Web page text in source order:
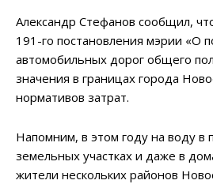
Александр Стефанов сообщил,
191-го постановления мэрии «О
автомобильных дорог общего
значения в границах города
нормативов затрат.
Напомним, в этом году на воду в
земельных участках и даже в
жители нескольких районов